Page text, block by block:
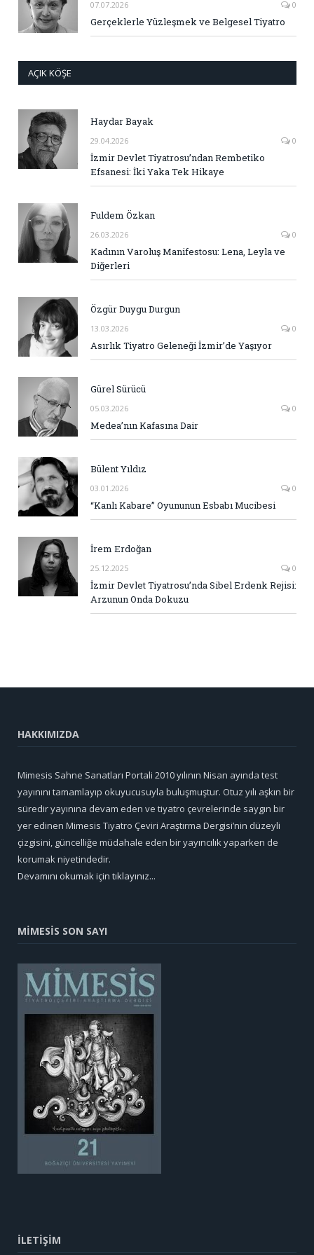
07.07.2026 0
Gerçeklerle Yüzleşmek ve Belgesel Tiyatro
AÇIK KÖŞE
Haydar Bayak
29.04.2026 0
İzmir Devlet Tiyatrosu’ndan Rembetiko
Efsanesi: İki Yaka Tek Hikaye
Fuldem Özkan
26.03.2026 0
Kadının Varoluş Manifestosu: Lena, Leyla ve
Diğerleri
Özgür Duygu Durgun
13.03.2026 0
Asırlık Tiyatro Geleneği İzmir’de Yaşıyor
Gürel Sürücü
05.03.2026 0
Medea’nın Kafasına Dair
Bülent Yıldız
03.01.2026 0
“Kanlı Kabare” Oyununun Esbabı Mucibesi
İrem Erdoğan
25.12.2025 0
İzmir Devlet Tiyatrosu’nda Sibel Erdenk Rejisi:
Arzunun Onda Dokuzu
HAKKIMIZDA
Mimesis Sahne Sanatları Portali 2010 yılının Nisan ayında test
yayınını tamamlayıp okuyucusuyla buluşmuştur. Otuz yılı aşkın bir
süredir yayınına devam eden ve tiyatro çevrelerinde saygın bir
yer edinen Mimesis Tiyatro Çeviri Araştırma Dergisi’nin düzeyli
çizgisini, güncelliğe müdahale eden bir yayıncılık yaparken de
korumak niyetindedir.
Devamını okumak için tıklayınız...
MİMESİS SON SAYI
İLETİŞİM